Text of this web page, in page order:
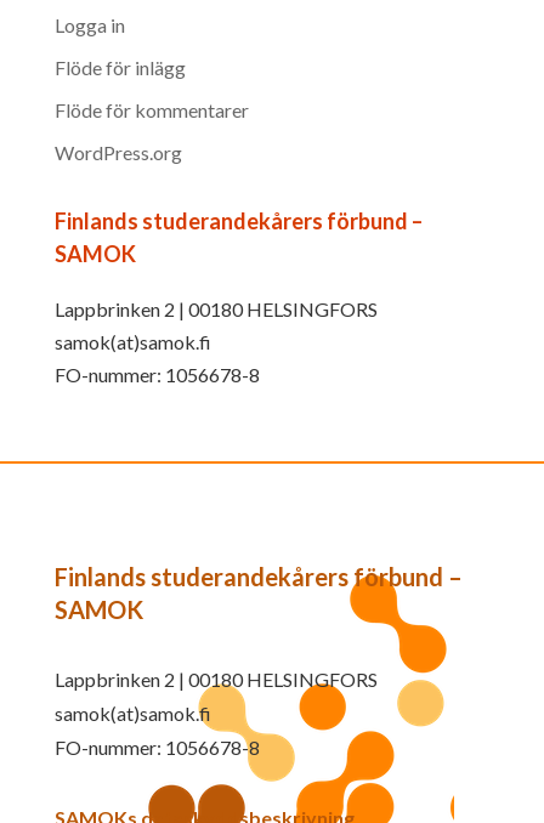
Logga in
Flöde för inlägg
Flöde för kommentarer
WordPress.org
Finlands studerandekårers förbund –
SAMOK
Lappbrinken 2 | 00180 HELSINGFORS
samok(at)samok.fi
FO-nummer: 1056678-8
Finlands studerandekårers förbund –
SAMOK
Lappbrinken 2 | 00180 HELSINGFORS
samok(at)samok.fi
FO-nummer: 1056678-8
SAMOKs dataskyddsbeskrivning